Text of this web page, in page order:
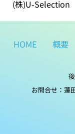
(株)U-Selection
HOME 概要
お問合せ：蓮